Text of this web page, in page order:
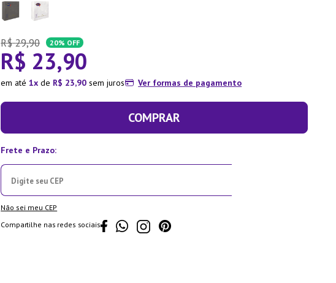
R$ 29,90 20% OFF
R$ 23,90
em até1 de R$ 23,90 sem juros Ver formas de pagamento
COMPRAR
Não sei meu CEP
Compartilhe nas redes sociais